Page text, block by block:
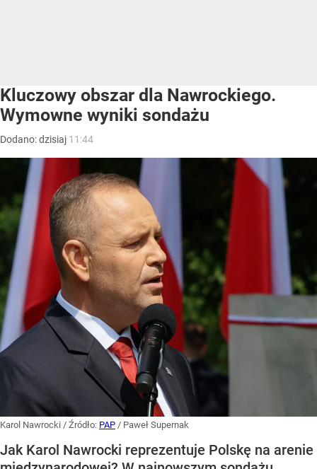
Kluczowy obszar dla Nawrockiego.
Wymowne wyniki sondażu
Dodano:dzisiaj 11:44
Karol Nawrocki / Źródło: PAP / Paweł Supernak
Jak Karol Nawrocki reprezentuje Polskę na arenie